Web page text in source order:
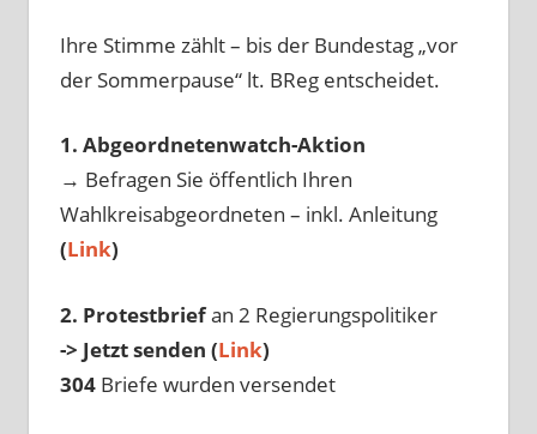
Ihre Stimme zählt – bis der Bundestag „vor
der Sommerpause“ lt. BReg entscheidet.
1. Abgeordnetenwatch-Aktion
→ Befragen Sie öffentlich Ihren
Wahlkreisabgeordneten – inkl. Anleitung
(Link)
2. Protestbriefan 2 Regierungspolitiker
-> Jetzt senden (Link)
304Briefe wurden versendet